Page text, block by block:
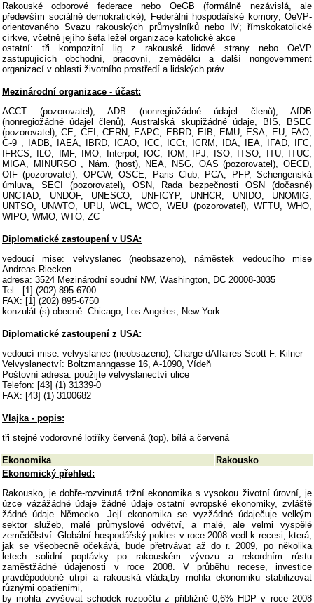
Rakouské odborové federace nebo OeGB (formálně nezávislá, ale
především sociálně demokratické), Federální hospodářské komory; OeVP-
orientovaného Svazu rakouských průmyslníků nebo IV; římskokatolické
církve, včetně jejího šéfa ležel organizace katolické akce
ostatní: tři kompozitní lig z rakouské lidové strany nebo OeVP
zastupujících obchodní, pracovní, zemědělci a další nongovernment
organizací v oblasti životního prostředí a lidských práv
Mezinárodní organizace - účast:
ACCT (pozorovatel), ADB (nonregiožádné údajel členů), AfDB
(nonregiožádné údajel členů), Australská skupižádné údaje, BIS, BSEC
(pozorovatel), CE, CEI, CERN, EAPC, EBRD, EIB, EMU, ESA, EU, FAO,
G-9 , IADB, IAEA, IBRD, ICAO, ICC, ICCt, ICRM, IDA, IEA, IFAD, IFC,
IFRCS, ILO, IMF, IMO, Interpol, IOC, IOM, IPJ, ISO, ITSO, ITU, ITUC,
MIGA, MINURSO , Nám. (host), NEA, NSG, OAS (pozorovatel), OECD,
OIF (pozorovatel), OPCW, OSCE, Paris Club, PCA, PFP, Schengenská
úmluva, SECI (pozorovatel), OSN, Rada bezpečnosti OSN (dočasné)
UNCTAD, UNDOF, UNESCO, UNFICYP, UNHCR, UNIDO, UNOMIG,
UNTSO, UNWTO, UPU, WCL, WCO, WEU (pozorovatel), WFTU, WHO,
WIPO, WMO, WTO, ZC
Diplomatické zastoupení v USA:
vedoucí mise: velvyslanec (neobsazeno), náměstek vedoucího mise
Andreas Riecken
adresa: 3524 Mezinárodní soudní NW, Washington, DC 20008-3035
Tel.: [1] (202) 895-6700
FAX: [1] (202) 895-6750
konzulát (s) obecně: Chicago, Los Angeles, New York
Diplomatické zastoupení z USA:
vedoucí mise: velvyslanec (neobsazeno), Charge dAffaires Scott F. Kilner
Velvyslanectví: Boltzmanngasse 16, A-1090, Vídeň
Poštovní adresa: použijte velvyslanectví ulice
Telefon: [43] (1) 31339-0
FAX: [43] (1) 3100682
Vlajka - popis:
tři stejné vodorovné lotříky červená (top), bílá a červená
Ekonomika
Rakousko
Ekonomický přehled:
Rakousko, je dobře-rozvinutá tržní ekonomika s vysokou životní úrovní, je
úzce vázážádné údaje žádné údaje ostatní evropské ekonomiky, zvláště
žádné údaje Německo. Její ekonomika se vyzžádné údaječuje velkým
sektor služeb, malé průmyslové odvětví, a malé, ale velmi vyspělé
zemědělství. Globální hospodářský pokles v roce 2008 vedl k recesi, která,
jak se všeobecně očekává, bude přetrvávat až do r. 2009, po několika
letech solidní poptávky po rakouském vývozu a rekordním růstu
zaměstžádné údajenosti v roce 2008. V průběhu recese, investice
pravděpodobně utrpí a rakouská vláda,by mohla ekonomiku stabilizovat
různými opatřeními,
by mohla zvyšovat schodek rozpočtu z přibližně 0,6% HDP v roce 2008